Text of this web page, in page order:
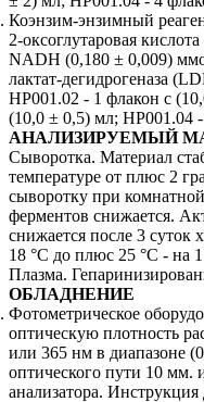
Коэнзим-энзимный
2-оксоглутаровая
NADH (0,180 ± 0,009)
лактат-дегидрогеназа
НР001.02 - 1 флакон с
(10,0 ± 0,5) мл; НР001.04
АНАЛИЗИРУЕМЫЙ
Сыворотка. Материал
температуре от плюс 2
сыворотку при
ферментов снижается.
снижается после 3 суток
18 °С до плюс 25 °С -
Плазма.
ОБЛАДНЕНИЕ
Фотометрическое
оптическую плотность
или 365 нм в диапазоне
оптического пути 10 мм.
анализатора. Инструкция